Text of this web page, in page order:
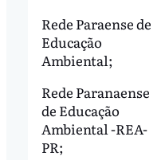
Rede Paraense de
Educação
Ambiental;
Rede Paranaense
de Educação
Ambiental -REA-
PR;